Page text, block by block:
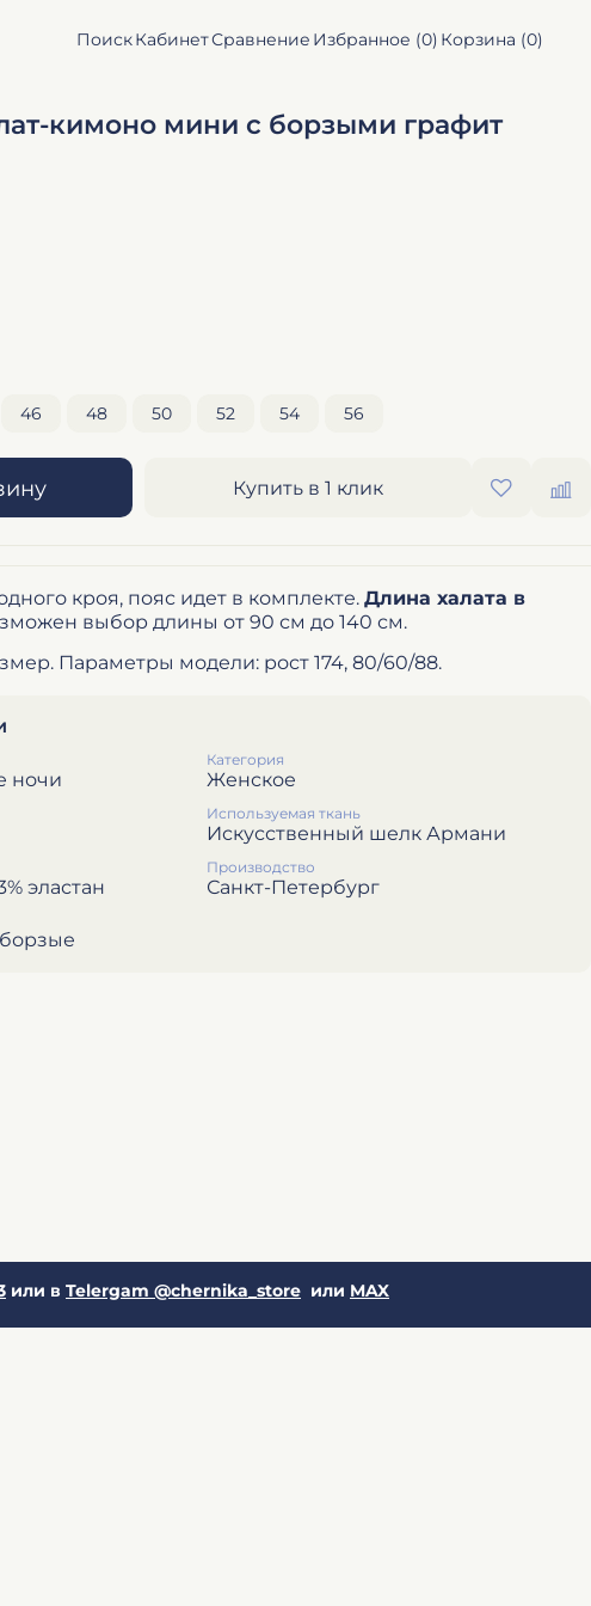
ПоискКабинетСравнение Избранное (0) Корзина (0)
кимоно мини с борзыми графит
46 48 50 52 54 56
Купить в 1 клик
кроя, пояс идет в комплекте. Длина халата в
выбор длины от 90 см до 140 см.
Параметры модели: рост 174, 80/60/88.
ночи
Категория
Женское
Используемая ткань
Искусственный шелк Армани
эластан
Производство
Санкт-Петербург
или в Telergam @chernika_store или MAX